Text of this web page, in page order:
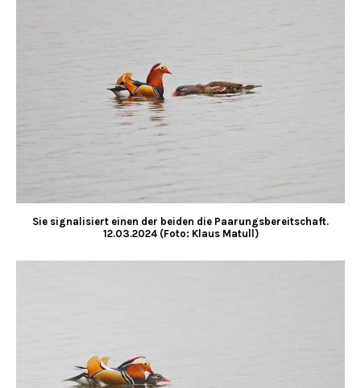
Sie signalisiert einen der beiden die Paarungsbereitschaft.
12.03.2024 (Foto: Klaus Matull)